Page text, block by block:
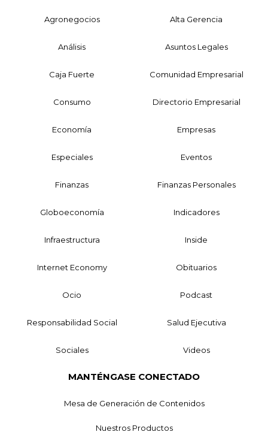
Agronegocios Alta Gerencia
Análisis Asuntos Legales
Caja Fuerte Comunidad Empresarial
Consumo Directorio Empresarial
Economía Empresas
Especiales Eventos
Finanzas Finanzas Personales
Globoeconomía Indicadores
Infraestructura Inside
Internet Economy Obituarios
Ocio Podcast
Responsabilidad Social Salud Ejecutiva
Sociales Videos
MANTÉNGASE CONECTADO
Mesa de Generación de Contenidos
Nuestros Productos